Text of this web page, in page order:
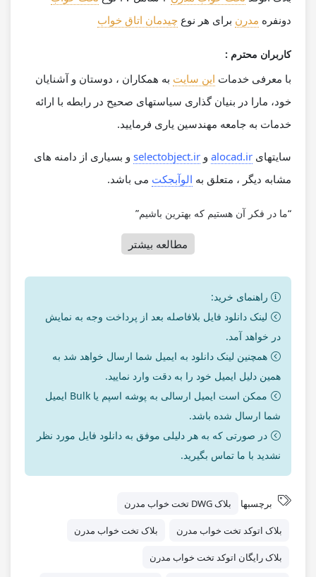
دونفره مدرن برای هر نوع چیدمان اتاق خواب
کاربران محترم :
با معرفی خدمات این سایت به همکاران ، دوستان و آشنایان
خود، مارا در بنیان گذاری سیاستهای صحیح در رابطه با ارائه
خدمات به جامعه مهندسین یاری فرمایید.
سایتهای alocad.ir و selectobject.ir و بسیاری از دامنه های
مشابه دیگر ، متعلق به الوآبجکت می باشد.
“ما در فکر آن هستیم که بهترین باشیم”
مطالعه بیشتر
راهنمای خرید:
لینک دانلود فایل بلافاصله بعد از پرداخت وجه به نمایش
در خواهد آمد.
همچنین لینک دانلود به ایمیل شما ارسال خواهد شد به
همین دلیل ایمیل خود را به دقت وارد نمایید.
ممکن است ایمیل ارسالی به پوشه اسپم یا Bulk ایمیل
شما ارسال شده باشد.
در صورتی که به هر دلیلی موفق به دانلود فایل مورد نظر
نشدید با ما تماس بگیرید.
برچسبها بلاک DWG تخت خواب مدرن
بلاک اتوکد تخت خواب مدرن بلاک تخت خواب مدرن
بلاک رایگان اتوکد تخت خواب مدرن